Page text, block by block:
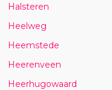
Halsteren
Heelweg
Heemstede
Heerenveen
Heerhugowaard